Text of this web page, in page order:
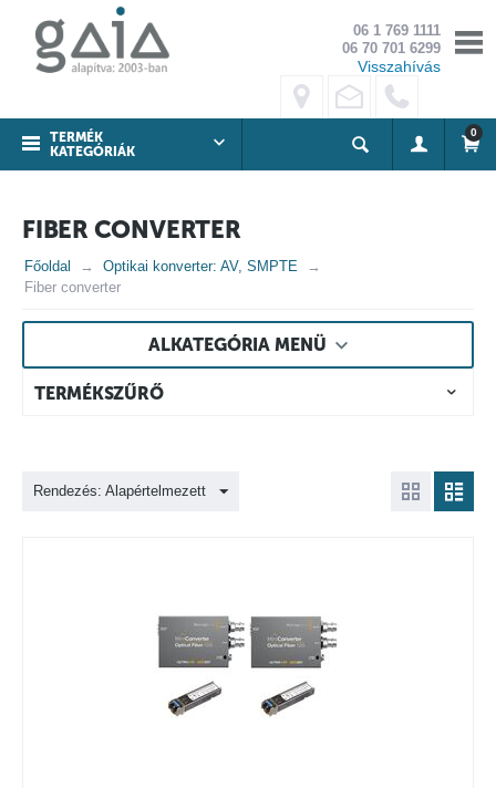
06 1 769 1111
06 70 701 6299
Visszahívás
TERMÉK
KATEGÓRIÁK
0
FIBER CONVERTER
Főoldal
Optikai konverter: AV, SMPTE
Fiber converter
ALKATEGÓRIA MENÜ
TERMÉKSZŰRŐ
Rendezés: Alapértelmezett